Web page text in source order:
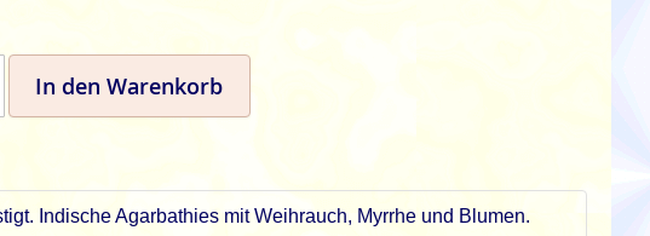
In den Warenkorb
Indische Agarbathies mit Weihrauch, Myrrhe und Blumen.